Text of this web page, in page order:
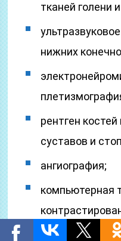
тканей голени
нижних
рентген
суставов и
ангиография;
компьютерная